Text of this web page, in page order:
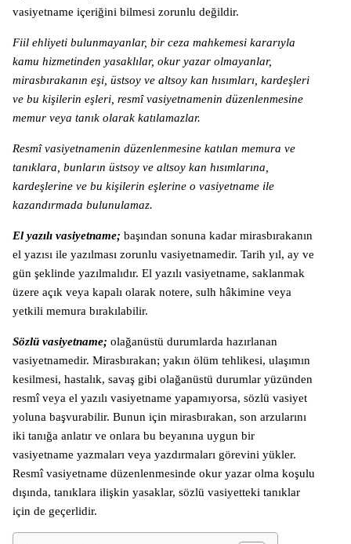
vasiyetname içeriğini bilmesi zorunlu değildir.
Fiil ehliyeti bulunmayanlar, bir ceza mahkemesi kararıyla
kamu hizmetinden yasaklılar, okur yazar olmayanlar,
mirasbırakanın eşi, üstsoy ve altsoy kan hısımları, kardeşleri
ve bu kişilerin eşleri, resmî vasiyetnamenin düzenlenmesine
memur veya tanık olarak katılamazlar.
Resmî vasiyetnamenin düzenlenmesine katılan memura ve
tanıklara, bunların üstsoy ve altsoy kan hısımlarına,
kardeşlerine ve bu kişilerin eşlerine o vasiyetname ile
kazandırmada bulunulamaz.
El yazılı vasiyetname; başından sonuna kadar mirasbırakanın
el yazısı ile yazılması zorunlu vasiyetnamedir. Tarih yıl, ay ve
gün şeklinde yazılmalıdır. El yazılı vasiyetname, saklanmak
üzere açık veya kapalı olarak notere, sulh hâkimine veya
yetkili memura bırakılabilir.
Sözlü vasiyetname; olağanüstü durumlarda hazırlanan
vasiyetnamedir. Mirasbırakan; yakın ölüm tehlikesi, ulaşımın
kesilmesi, hastalık, savaş gibi olağanüstü durumlar yüzünden
resmî veya el yazılı vasiyetname yapamıyorsa, sözlü vasiyet
yoluna başvurabilir. Bunun için mirasbırakan, son arzularını
iki tanığa anlatır ve onlara bu beyanına uygun bir
vasiyetname yazmaları veya yazdırmaları görevini yükler.
Resmî vasiyetname düzenlenmesinde okur yazar olma koşulu
dışında, tanıklara ilişkin yasaklar, sözlü vasiyetteki tanıklar
için de geçerlidir.